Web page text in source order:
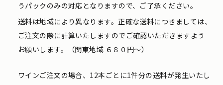
うパックのみの対応となりますので、ご了承ください。
送料は地域により異なります。正確な送料につきましては、
ご注文の際に計算いたしますのでご確認いただきますよう
お願いします。（関東地域 ６８０円〜）
ワインご注文の場合、12本ごとに1件分の送料が発生いたし